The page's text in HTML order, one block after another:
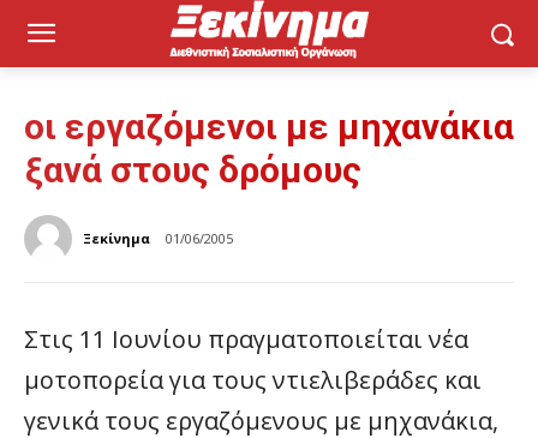
οι εργαζόμενοι με μηχανάκια
ξανά στους δρόμους
Ξεκίνημα 01/06/2005
Στις 11 Ιουνίου πραγματοποιείται νέα
μοτοπορεία για τους ντιελιβεράδες και
γενικά τους εργαζόμενους με μηχανάκια,